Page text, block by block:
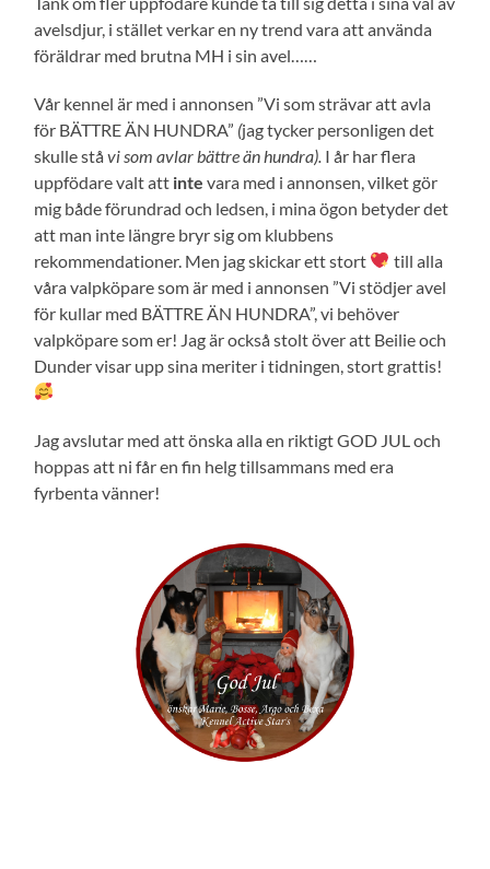
avelsdjur, i stället verkar en ny trend vara att använda
föräldrar med brutna MH i sin avel……
Vår kennel är med i annonsen ”Vi som strävar att avla
för BÄTTRE ÄN HUNDRA” (jag tycker personligen det
skulle ståvi som avlar bättre än hundra). I år har flera
uppfödare valt att inte vara med i annonsen, vilket gör
mig både förundrad och ledsen, i mina ögon betyder det
att man inte längre bryr sig om klubbens
rekommendationer. Men jag skickar ett stort
till alla
våra valpköpare som är med i annonsen ”Vi stödjer avel
för kullar med BÄTTRE ÄN HUNDRA”, vi behöver
valpköpare som er! Jag är också stolt över att Beilie och
Dunder visar upp sina meriter i tidningen, stort grattis!
Jag avslutar med att önska alla en riktigt GOD JUL och
hoppas att ni får en fin helg tillsammans med era
fyrbenta vänner!